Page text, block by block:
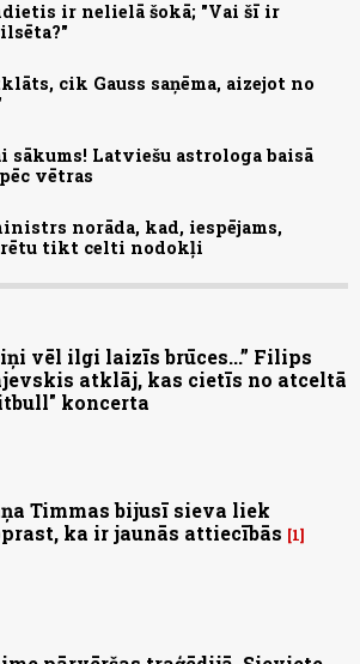
ir nelielā šokā; "Vai šī ir
cik Gauss saņēma, aizejot no
sākums! Latviešu astrologa baisā
vētras
norāda, kad, iespējams,
tikt celti nodokļi
vēl ilgi laizīs brūces...” Filips
atklāj, kas cietīs no atceltā
koncerta
Timmas bijusī sieva liek
ka ir jaunās attiecībās
1